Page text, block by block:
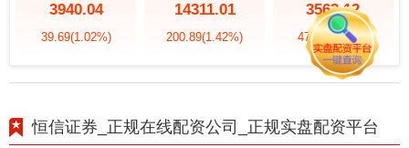
3940.04
39.69(1.02%)
14311.01
200.89(1.42%)
3563.12
47.56(1.35%)
恒信证券_正规在线配资公司_正规实盘配资平台